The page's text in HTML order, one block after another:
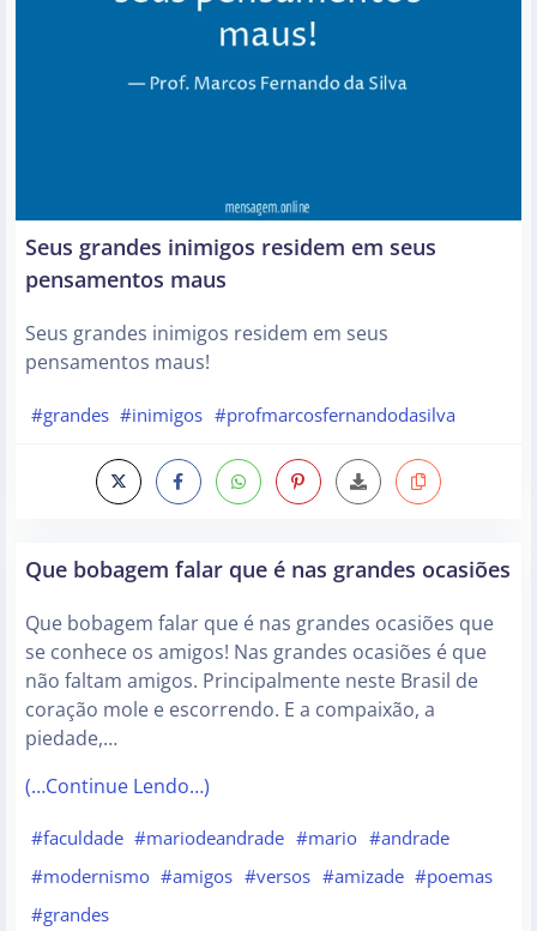
Seus grandes inimigos residem em seus
pensamentos maus
Seus grandes inimigos residem em seus
pensamentos maus!
#grandes #inimigos #profmarcosfernandodasilva
Que bobagem falar que é nas grandes ocasiões
Que bobagem falar que é nas grandes ocasiões que
se conhece os amigos! Nas grandes ocasiões é que
não faltam amigos. Principalmente neste Brasil de
coração mole e escorrendo. E a compaixão, a
piedade,…
(…Continue Lendo…)
#faculdade #mariodeandrade #mario #andrade
#modernismo #amigos #versos #amizade #poemas
#grandes